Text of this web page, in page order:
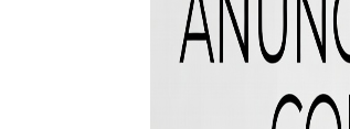
de aguas residuales de Rafey